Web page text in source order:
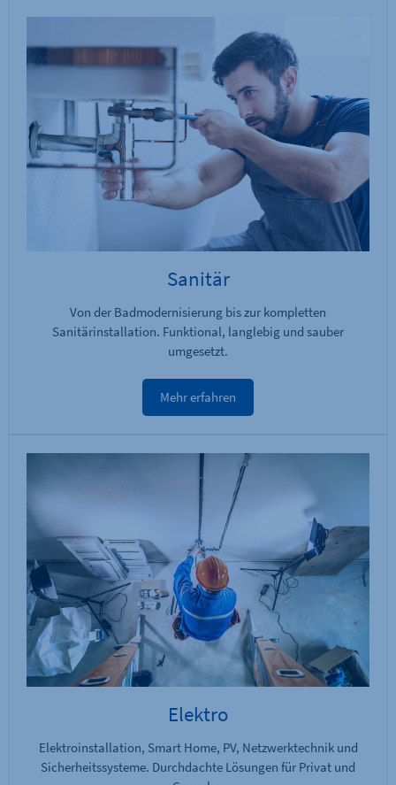
Sanitär
Von der Badmodernisierung bis zur kompletten
Sanitärinstallation. Funktional, langlebig und sauber
umgesetzt.
Mehr erfahren
Elektro
Elektroinstallation, Smart Home, PV, Netzwerktechnik und
Sicherheitssysteme. Durchdachte Lösungen für Privat und